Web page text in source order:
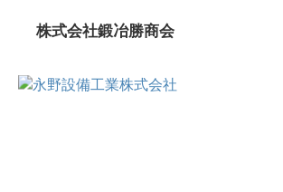
株式会社鍛冶勝商会